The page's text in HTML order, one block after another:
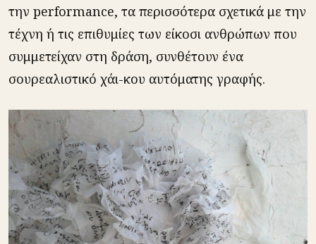
την performance, τα περισσότερα σχετικά με την
τέχνη ή τις επιθυμίες των είκοσι ανθρώπων που
συμμετείχαν στη δράση, συνθέτουν ένα
σουρεαλιστικό χάι-κου αυτόματης γραφής.